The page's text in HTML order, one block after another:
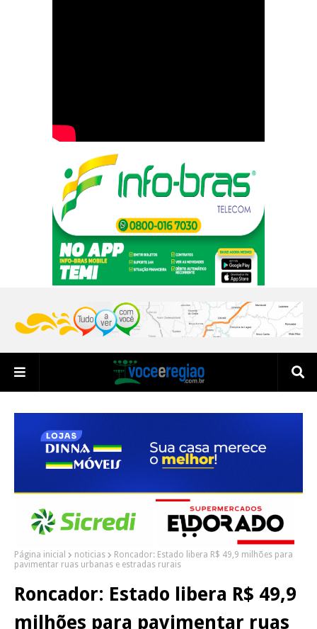
Página inicial noticias
Roncador: Estado libera R$ 49,9 milhões para
pavimentar ruas urbanas e estradas rurais
Roncador: Estado libera R$ 49,9
milhões para pavimentar ruas